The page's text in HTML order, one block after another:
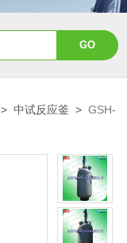
>中试反应釜 >GSH-